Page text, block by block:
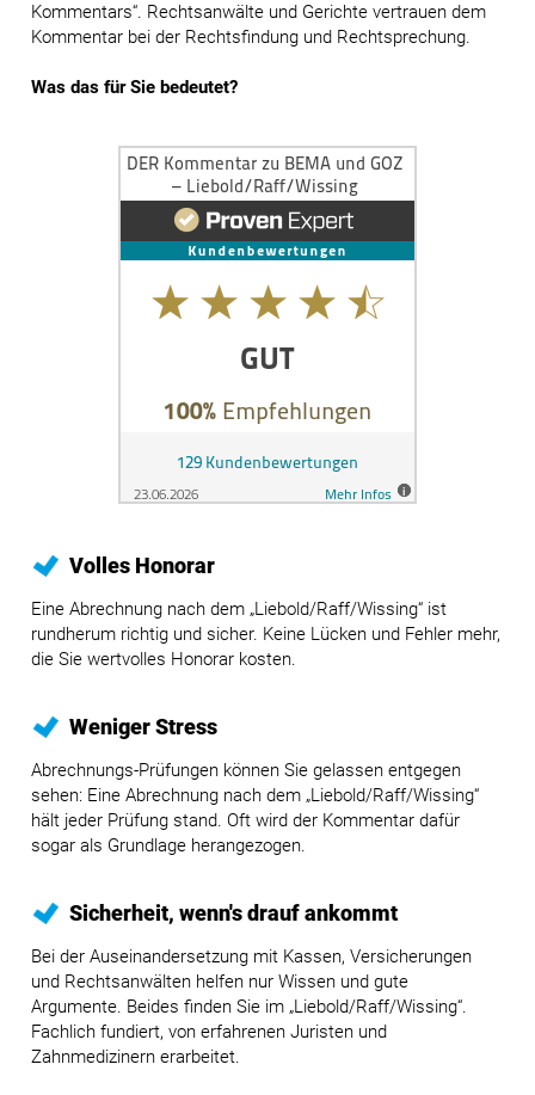
Kommentars“. Rechtsanwälte und Gerichte vertrauen dem
Kommentar bei der Rechtsfindung und Rechtsprechung.
Was das für Sie bedeutet?
Volles Honorar
Eine Abrechnung nach dem „Liebold/Raff/Wissing“ ist
rundherum richtig und sicher. Keine Lücken und Fehler mehr,
die Sie wertvolles Honorar kosten.
Weniger Stress
Abrechnungs-Prüfungen können Sie gelassen entgegen
sehen: Eine Abrechnung nach dem „Liebold/Raff/Wissing“
hält jeder Prüfung stand. Oft wird der Kommentar dafür
sogar als Grundlage herangezogen.
Sicherheit, wenn's drauf ankommt
Bei der Auseinandersetzung mit Kassen, Versicherungen
und Rechtsanwälten helfen nur Wissen und gute
Argumente. Beides finden Sie im „Liebold/Raff/Wissing“.
Fachlich fundiert, von erfahrenen Juristen und
Zahnmedizinern erarbeitet.